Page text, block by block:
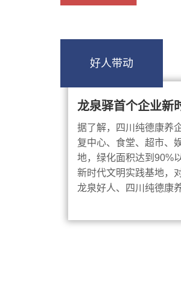
龙泉驿首个企业新
据了解，四川纯德康养
复中心、食堂、超市、
地，绿化面积达到90%
新时代文明实践基地，
龙泉好人、四川纯德康
好人带动